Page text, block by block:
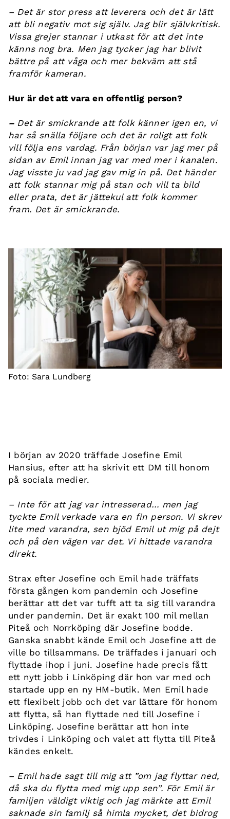
– Det är stor press att leverera och det är lätt
att bli negativ mot sig själv. Jag blir självkritisk.
Vissa grejer stannar i utkast för att det inte
känns nog bra. Men jag tycker jag har blivit
bättre på att våga och mer bekväm att stå
framför kameran.
Hur är det att vara en offentlig person?
– Det är smickrande att folk känner igen en, vi
har så snälla följare och det är roligt att folk
vill följa ens vardag. Från början var jag mer på
sidan av Emil innan jag var med mer i kanalen.
Jag visste ju vad jag gav mig in på. Det händer
att folk stannar mig på stan och vill ta bild
eller prata, det är jättekul att folk kommer
fram. Det är smickrande.
Foto: Sara Lundberg
I början av 2020 träffade Josefine Emil
Hansius, efter att ha skrivit ett DM till honom
på sociala medier.
– Inte för att jag var intresserad… men jag
tyckte Emil verkade vara en fin person. Vi skrev
lite med varandra, sen bjöd Emil ut mig på dejt
och på den vägen var det. Vi hittade varandra
direkt.
Strax efter Josefine och Emil hade träffats
första gången kom pandemin och Josefine
berättar att det var tufft att ta sig till varandra
under pandemin. Det är exakt 100 mil mellan
Piteå och Norrköping där Josefine bodde.
Ganska snabbt kände Emil och Josefine att de
ville bo tillsammans. De träffades i januari och
flyttade ihop i juni. Josefine hade precis fått
ett nytt jobb i Linköping där hon var med och
startade upp en ny HM-butik. Men Emil hade
ett flexibelt jobb och det var lättare för honom
att flytta, så han flyttade ned till Josefine i
Linköping. Josefine berättar att hon inte
trivdes i Linköping och valet att flytta till Piteå
kändes enkelt.
– Emil hade sagt till mig att ”om jag flyttar ned,
då ska du flytta med mig upp sen”. För Emil är
familjen väldigt viktig och jag märkte att Emil
saknade sin familj så himla mycket, det bidrog